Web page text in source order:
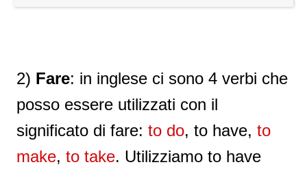
2) Fare: in inglese ci sono 4 verbi che
posso essere utilizzati con il
significato di fare: to do, to have, to
make, to take. Utilizziamo to have